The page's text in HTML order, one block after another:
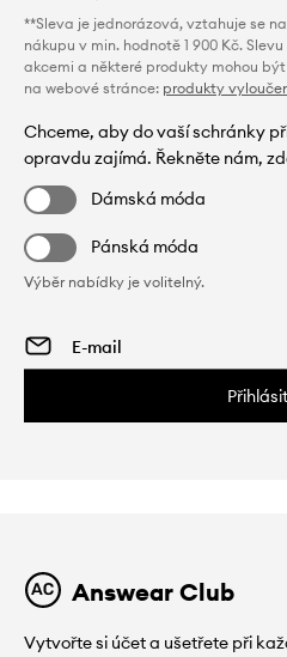
**Sleva je jednorázová, vztahuje se
nákupu v min. hodnotě 1 900 Kč.
akcemi a některé produkty mohou
na webové stránce: produkty
Chceme, aby do vaší schránky
opravdu zajímá. Řekněte nám,
Dámská móda
Pánská móda
Výběr nabídky je volitelný.
Answear Club
Vytvořte si účet a ušetřete při